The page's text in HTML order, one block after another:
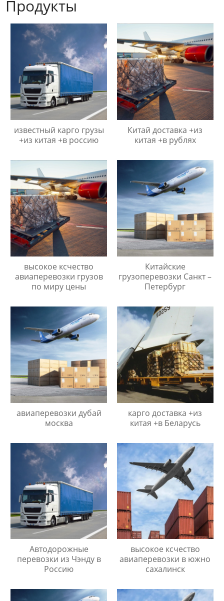
Продукты
известный карго грузы
+из китая +в россию
Китай доставка +из
китая +в рублях
высокое ксчество
авиаперевозки грузов
по миру цены
Китайские
грузоперевозки Санкт –
Петербург
авиаперевозки дубай
москва
карго доставка +из
китая +в Беларусь
Автодорожные
перевозки из Чэнду в
Россию
высокое ксчество
авиаперевозки в южно
сахалинск